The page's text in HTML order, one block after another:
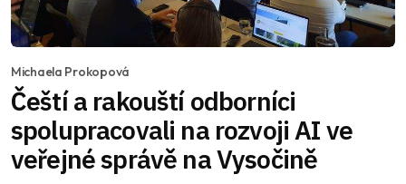
Michaela Prokopová
Čeští a rakouští odborníci
spolupracovali na rozvoji AI ve
veřejné správě na Vysočině